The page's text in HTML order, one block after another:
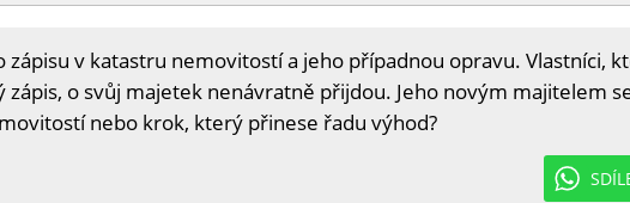
v katastru nemovitostí a jeho případnou opravu. Vlastníci,
o svůj majetek nenávratně přijdou. Jeho novým majitelem
nebo krok, který přinese řadu výhod?